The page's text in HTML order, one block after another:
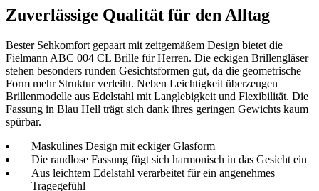
Zuverlässige Qualität für den Alltag
Bester Sehkomfort gepaart mit zeitgemäßem Design bietet die
Fielmann ABC 004 CL Brille für Herren. Die eckigen Brillengläser
stehen besonders runden Gesichtsformen gut, da die geometrische
Form mehr Struktur verleiht. Neben Leichtigkeit überzeugen
Brillenmodelle aus Edelstahl mit Langlebigkeit und Flexibilität. Die
Fassung in Blau Hell trägt sich dank ihres geringen Gewichts kaum
spürbar.
Maskulines Design mit eckiger Glasform
Die randlose Fassung fügt sich harmonisch in das Gesicht ein
Aus leichtem Edelstahl verarbeitet für ein angenehmes
Tragegefühl